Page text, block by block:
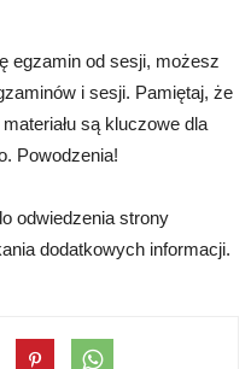
egzamin od sesji, możesz
i sesji. Pamiętaj, że
są kluczowe dla
Powodzenia!
odwiedzenia strony
dodatkowych informacji.